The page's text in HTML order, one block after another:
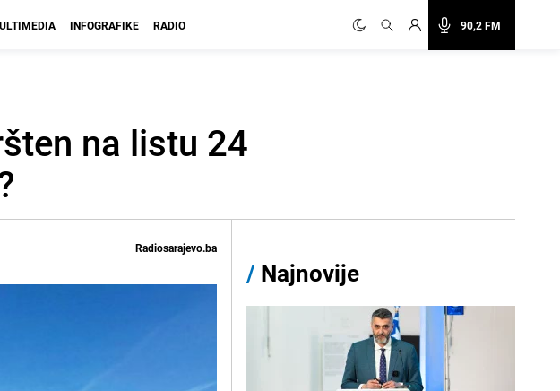
90,2 FM
INFOGRAFIKE RADIO
na listu 24
Radiosarajevo.ba
/ Najnovije